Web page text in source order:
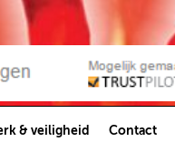
& veiligheid Contact